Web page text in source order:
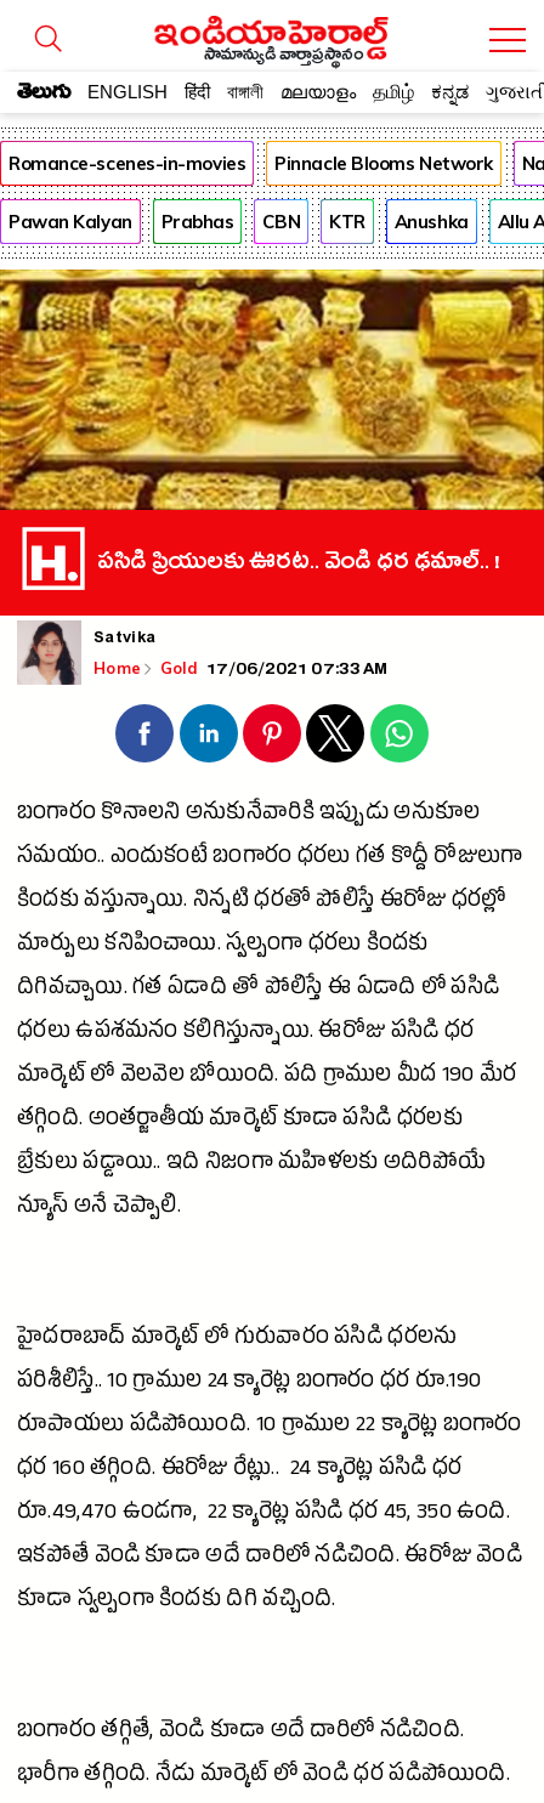
సామాన్యుడి వార్తాప్రస్థానం
తెలుగు ENGLISH हिंदी বাঙ্গালী മലയാളം தமிழ் ಕನ್ನಡ
Romance-scenes-in-movies Pinnacle Blooms Network
Pawan Kalyan Prabhas CBN KTR Anushka Allu
పసిడి ప్రియులకు ఊరట.. వెండి ధర ఢమాల్.. !
Satvika
Home Gold 17/06/2021 07:33 AM
బంగారం కొనాలని అనుకునేవారికి ఇప్పుడు అనుకూల
సమయం.. ఎందుకంటే బంగారం ధరలు గత కొద్దీ రోజులుగా
కిందకు వస్తున్నాయి. నిన్నటి ధరతో పోలిస్తే ఈరోజు ధరల్లో
మార్పులు కనిపించాయి. స్వల్పంగా ధరలు కిందకు
దిగివచ్చాయి. గత ఏడాది తో పోలిస్తే ఈ ఏడాది లోపసిడి
ధరలు ఉపశమనం కలిగిస్తున్నాయి. ఈరోజుపసిడిధర
మార్కెట్లో వెలవెల బోయింది. పది గ్రాముల మీద 190 మేర
తగ్గింది. అంతర్జాతీయమార్కెట్ కూడాపసిడిధరలకు
బ్రేకులు పడ్డాయి.. ఇది నిజంగా మహిళలకు అదిరిపోయే
న్యూస్ అనే చెప్పాలి.
హైదరాబాద్ మార్కెట్ లో గురువారంపసిడిధరలను
పరిశీలిస్తే.. 10 గ్రాముల 24 క్యారెట్ల బంగారం ధర రూ.190
రూపాయలు పడిపోయింది. 10 గ్రాముల 22 క్యారెట్ల బంగారం
ధర 160 తగ్గింది. ఈరోజు రేట్లు.. 24 క్యారెట్లపసిడిధర
రూ.49,470 ఉండగా, 22 క్యారెట్లపసిడిధర 45, 350 ఉంది.
ఇకపోతే వెండికూడా అదే దారిలో నడిచింది. ఈరోజువెండి
కూడా స్వల్పంగా కిందకు దిగి వచ్చింది.
బంగారం తగ్గితే, వెండి కూడా అదే దారిలో నడిచింది.
భారీగా తగ్గింది. నేడు మార్కెట్ లోవెండిధర పడిపోయింది.